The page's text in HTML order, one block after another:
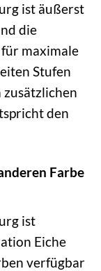
ist äußerst
die
maximale
Stufen
den
Farbe
ist
Eiche
verfügbar